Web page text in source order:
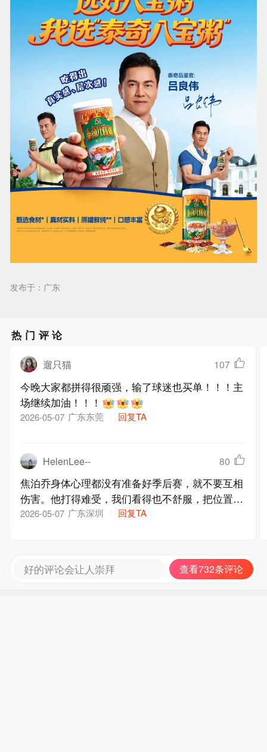
发布于：广东
热门评论
遛只猫 107
今晚大家都拼得很顽强，输了球迷也买单！！！主
场继续加油！！！
2026-05-07 广东东莞 回复TA
HelenLee-- 80
焦泊乔身体心理都没有准备好季后赛，就不要互相
伤害。他打得难受，我们看得也不舒服，把位置留
给想打球的人!
2026-05-07 广东深圳 回复TA
好的评论会让人崇拜 查看732条评论